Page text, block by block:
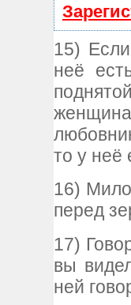
15)
неё
то у неё
16)
перед
17)
вы
ней